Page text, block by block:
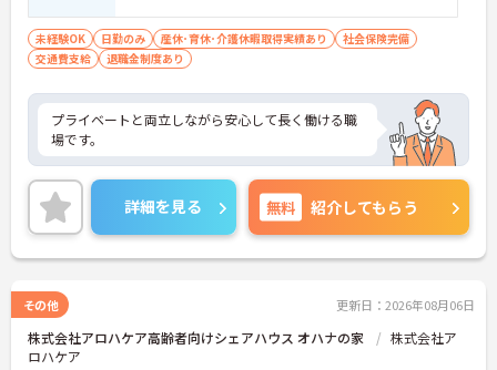
未経験OK 日勤のみ 産休･育休･介護休暇取得実績あり
社会保険完備
交通費支給
退職金制度あり
プライベートと両立しながら安心して長く働ける職
場です。
詳細を見る 無料 紹介してもらう
その他 更新日：2026年08月06日
株式会社アロハケア高齢者向けシェアハウス オハナの家
株式会社ア
ロハケア